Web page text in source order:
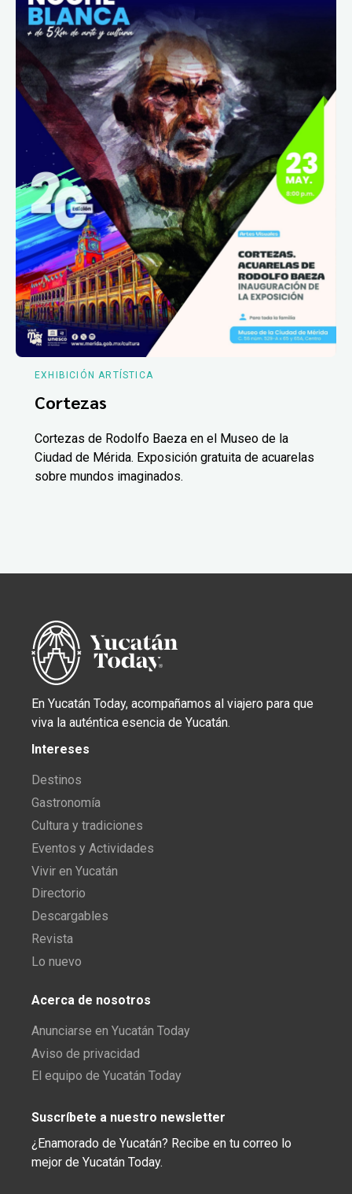
EXHIBICIÓN ARTÍSTICA
Cortezas
Cortezas de Rodolfo Baeza en el Museo de la
Ciudad de Mérida. Exposición gratuita de acuarelas
sobre mundos imaginados.
En Yucatán Today, acompañamos al viajero para que
viva la auténtica esencia de Yucatán.
Intereses
Destinos
Gastronomía
Cultura y tradiciones
Eventos y Actividades
Vivir en Yucatán
Directorio
Descargables
Revista
Lo nuevo
Acerca de nosotros
Anunciarse en Yucatán Today
Aviso de privacidad
El equipo de Yucatán Today
Suscríbete a nuestro newsletter
¿Enamorado de Yucatán? Recibe en tu correo lo
mejor de Yucatán Today.